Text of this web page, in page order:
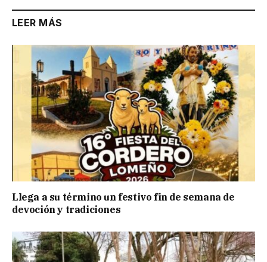
LEER MÁS
Llega a su término un festivo fin de semana de
devoción y tradiciones